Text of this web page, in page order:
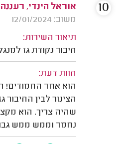
אוראל הינדי,
משוב: 12/01/2024
תיאור השירות:
חיבור נקודת גז
חוות דעת:
הוא אחד החמודים!
הצינור לבין
שהיה צריך. הוא
נחמד וממש ממש
10